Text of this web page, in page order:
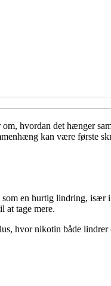
hvordan det hænger
kan være første
en hurtig lindring, især i
at tage mere.
hvor nikotin både